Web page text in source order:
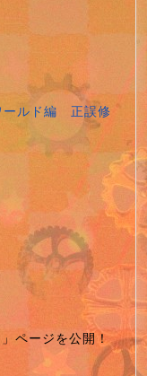
ールド編 正誤修
」ページを公開！